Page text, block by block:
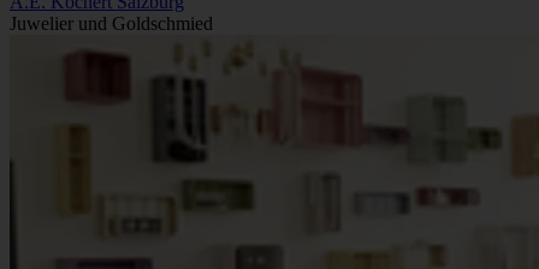
Juwelier und Goldschmied